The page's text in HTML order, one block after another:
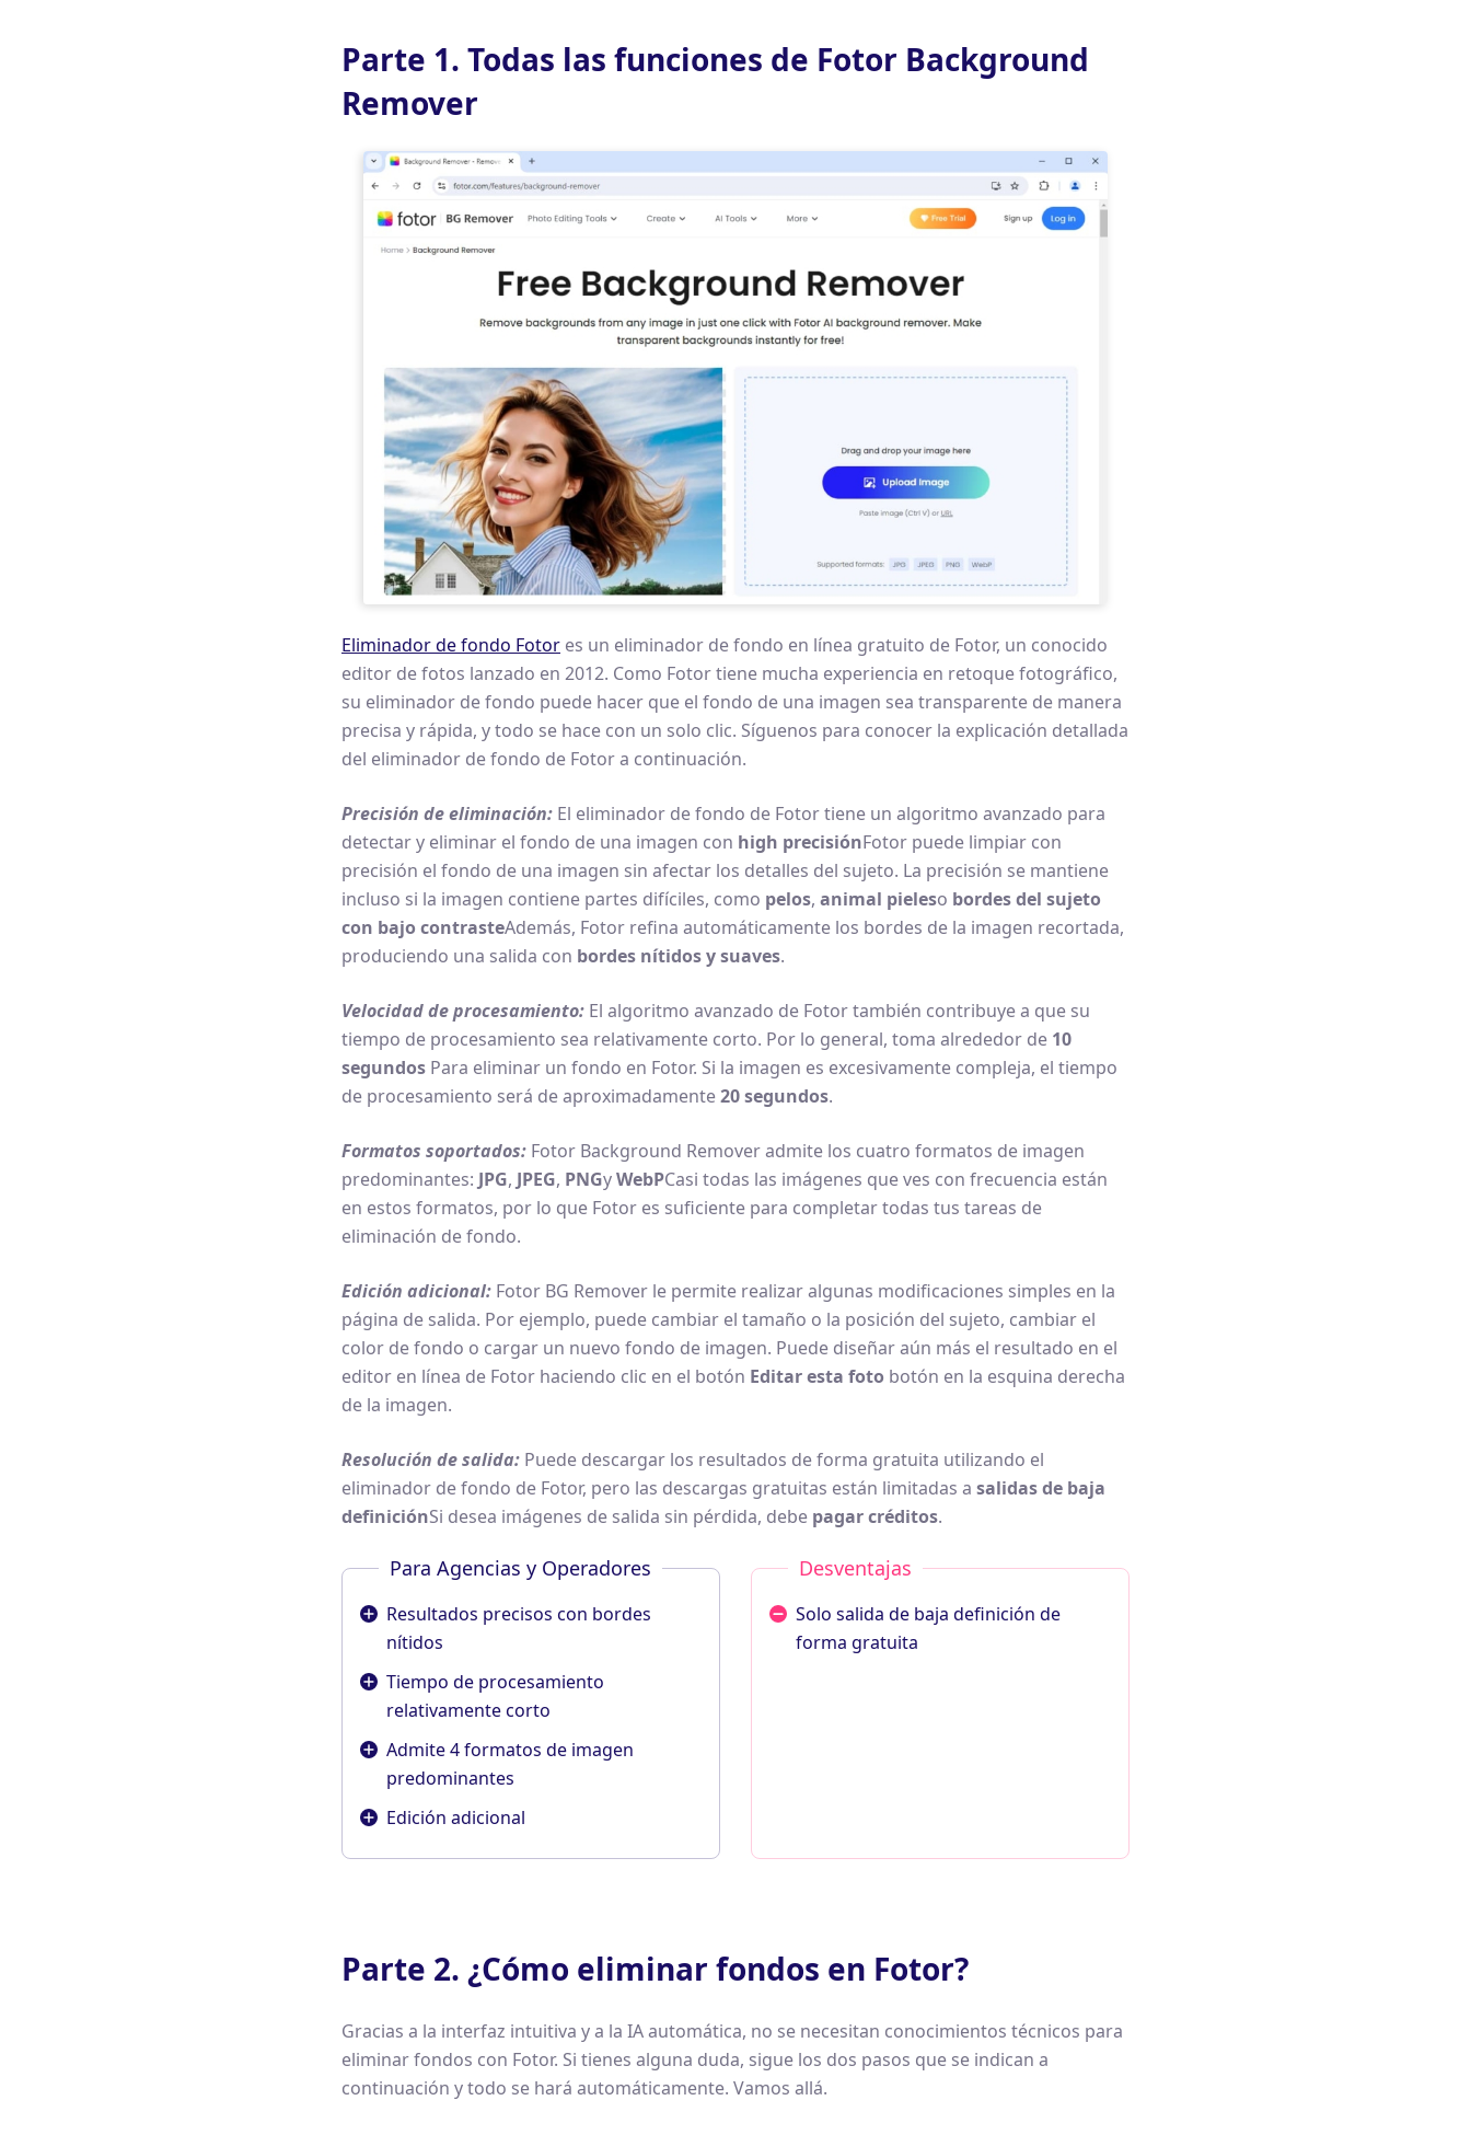
Parte 1. Todas las funciones de Fotor Background
Remover
Eliminador de fondo Fotor es un eliminador de fondo en línea gratuito de Fotor, un conocido
editor de fotos lanzado en 2012. Como Fotor tiene mucha experiencia en retoque fotográfico,
su eliminador de fondo puede hacer que el fondo de una imagen sea transparente de manera
precisa y rápida, y todo se hace con un solo clic. Síguenos para conocer la explicación detallada
del eliminador de fondo de Fotor a continuación.
Precisión de eliminación: El eliminador de fondo de Fotor tiene un algoritmo avanzado para
detectar y eliminar el fondo de una imagen con high precisiónFotor puede limpiar con
precisión el fondo de una imagen sin afectar los detalles del sujeto. La precisión se mantiene
incluso si la imagen contiene partes difíciles, como pelos, animal pieleso bordes del sujeto
con bajo contrasteAdemás, Fotor refina automáticamente los bordes de la imagen recortada,
produciendo una salida con bordes nítidos y suaves.
Velocidad de procesamiento: El algoritmo avanzado de Fotor también contribuye a que su
tiempo de procesamiento sea relativamente corto. Por lo general, toma alrededor de 10
segundos Para eliminar un fondo en Fotor. Si la imagen es excesivamente compleja, el tiempo
de procesamiento será de aproximadamente20 segundos.
Formatos soportados: Fotor Background Remover admite los cuatro formatos de imagen
predominantes: JPG, JPEG, PNGyWebPCasi todas las imágenes que ves con frecuencia están
en estos formatos, por lo que Fotor es suficiente para completar todas tus tareas de
eliminación de fondo.
Edición adicional: Fotor BG Remover le permite realizar algunas modificaciones simples en la
página de salida. Por ejemplo, puede cambiar el tamaño o la posición del sujeto, cambiar el
color de fondo o cargar un nuevo fondo de imagen. Puede diseñar aún más el resultado en el
editor en línea de Fotor haciendo clic en el botón Editar esta foto botón en la esquina derecha
de la imagen.
Resolución de salida: Puede descargar los resultados de forma gratuita utilizando el
eliminador de fondo de Fotor, pero las descargas gratuitas están limitadas a salidas de baja
definiciónSi desea imágenes de salida sin pérdida, debe pagar créditos.
Para Agencias y Operadores
Resultados precisos con bordes
nítidos
Tiempo de procesamiento
relativamente corto
Admite 4 formatos de imagen
predominantes
Edición adicional
Desventajas
Solo salida de baja definición de
forma gratuita
Parte 2. ¿Cómo eliminar fondos en Fotor?
Gracias a la interfaz intuitiva y a la IA automática, no se necesitan conocimientos técnicos para
eliminar fondos con Fotor. Si tienes alguna duda, sigue los dos pasos que se indican a
continuación y todo se hará automáticamente. Vamos allá.